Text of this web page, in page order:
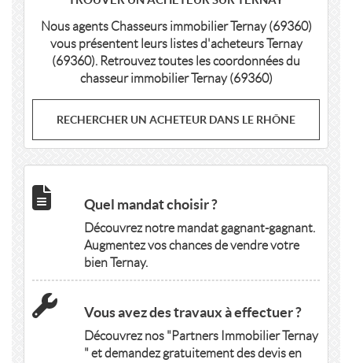
Nous agents Chasseurs immobilier Ternay (69360)
vous présentent leurs listes d'acheteurs Ternay
(69360). Retrouvez toutes les coordonnées du
chasseur immobilier Ternay (69360)
RECHERCHER UN ACHETEUR DANS LE RHÔNE
Quel mandat choisir ?
Découvrez notre mandat gagnant-gagnant.
Augmentez vos chances de vendre votre
bien Ternay.
Vous avez des travaux à effectuer ?
Découvrez nos "Partners Immobilier Ternay
" et demandez gratuitement des devis en